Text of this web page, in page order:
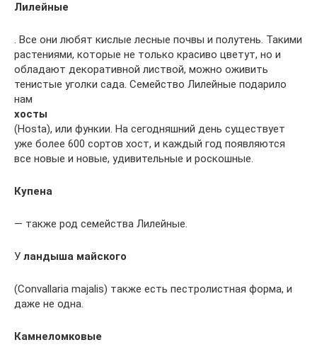
Лилейные
. Все они любят кислые лесные почвы и полутень. Такими
растениями, которые не только красиво цветут, но и
обладают декоративной листвой, можно оживить
тенистые уголки сада. Семейство Лилейные подарило
нам
хосты
(Hosta), или функии. На сегодняшний день существует
уже более 600 сортов хост, и каждый год появляются
все новые и новые, удивительные и роскошные.
Купена
— также род семейства Лилейные.
У ландыша майского
(Convallaria majalis) также есть пестролистная форма, и
даже не одна.
Камнеломковые